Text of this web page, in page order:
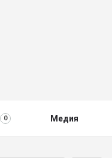
0 Медия